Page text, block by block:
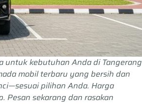
untuk kebutuhan Anda di Tangerang
mobil terbaru yang bersih dan
pilihan Anda. Harga
Pesan sekarang dan rasakan